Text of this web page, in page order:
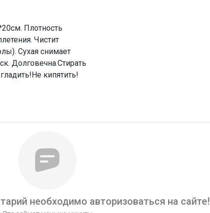
Плотность
Чистит
Сухая снимает
Долговечна.Стирать
кипятить!
необходимо авторизоваться на сайте!